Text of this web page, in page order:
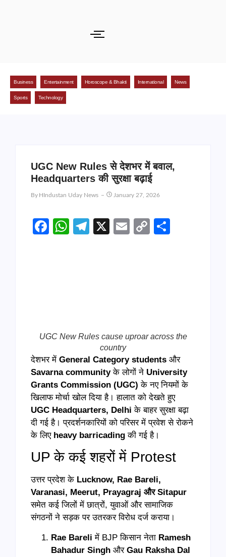
Business Entertainment Horoscope & Bhakti International News
Sports Technology
UGC New Rules से देशभर में बवाल,
Headquarters की सुरक्षा बढ़ाई
By HIndustan Uday News January 27, 2026
Facebook
WhatsApp
Telegram
X EmailCopy
UGC New Rules cause uproar across the
country
देशभर में General Category students और
Savarna communityके लोगों ने University
Grants Commission (UGC) के नए नियमों के
खिलाफ मोर्चा खोल दिया है। हालात को देखते हुए
UGC Headquarters, Delhi के बाहर सुरक्षा बढ़ा
दी गई है। प्रदर्शनकारियों को परिसर में प्रवेश से रोकने
के लिए heavy barricading की गई है।
UP के कई शहरों में Protest
उत्तर प्रदेश के Lucknow, Rae Bareli,
Varanasi, Meerut, Prayagraj और Sitapur
समेत कई जिलों में छात्रों, युवाओं और सामाजिक
संगठनों ने सड़क पर उतरकर विरोध दर्ज कराया।
Rae Bareli में BJP किसान नेता Ramesh
Bahadur Singh और Gau Raksha Dal